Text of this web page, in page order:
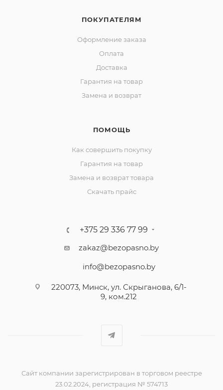
ПОКУПАТЕЛЯМ
Оформление заказа
Оплата
Доставка
Гарантия на товар
Замена и возврат
ПОМОЩЬ
Как совершить покупку
Гарантия на товар
Замена и возврат товара
Скачать прайс
+375 29 336 77 99
zakaz@bezopasno.by
info@bezopasno.by
220073, Минск, ул. Скрыганова, 6/1-
9, ком.212
Сайт компании зарегистрирован в торговом реестре
23.02.2024, регистрация № 574713